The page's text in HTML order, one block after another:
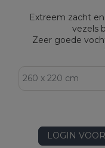
Extreem zacht
vezels
Zeer goede
LOGIN